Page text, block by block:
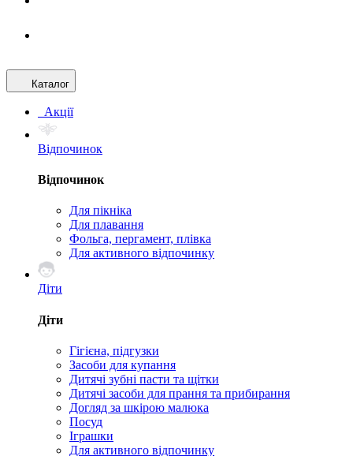
Каталог
Акції
Відпочинок
Відпочинок
Для пікніка
Для плавання
Фольга, пергамент, плівка
Для активного відпочинку
Діти
Діти
Гігієна, підгузки
Засоби для купання
Дитячі зубні пасти та щітки
Дитячі засоби для прання та прибирання
Догляд за шкірою малюка
Посуд
Іграшки
Для активного відпочинку